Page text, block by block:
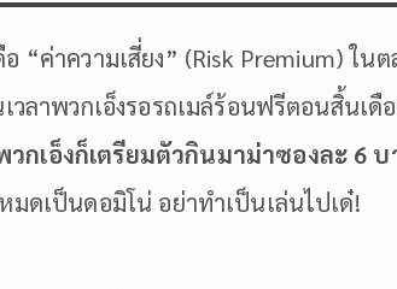
ค่าความเสี่ยง” (Risk Premium) ใน
ลาพวกเอ็งรอรถเมล์ร้อนฟรีตอนสิ้นเ
เอ็งก็เตรียมตัวกินมาม่าซองละ 6
มดเป็นดอมิโน่ อย่าทำเป็นเล่นไปเด๋!